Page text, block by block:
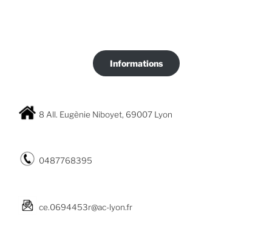
Informations
8 All. Eugènie Niboyet, 69007 Lyon
0487768395
ce.0694453r@ac-lyon.fr